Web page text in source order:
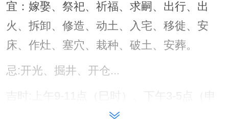
宜：嫁娶、祭祀、祈福、求嗣、出行、出
火、拆卸、修造、动土、入宅、移徙、安
床、作灶、塞穴、栽种、破土、安葬。
忌:开光、掘井、开仓...
吉时:上午9-11点（巳时）、下午3-5点（申